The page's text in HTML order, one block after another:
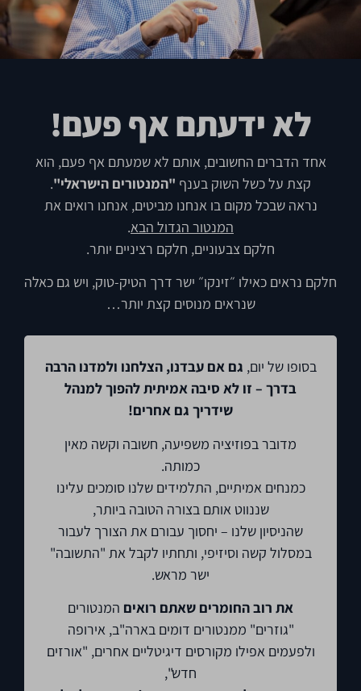
לא ידעתם אף פעם!
אחד הדברים החשובים, אותם לא שמעתם אף פעם, הוא
קצת על כשל השוק בענף "המנטורים הישראלי".
נראה שבכל מקום בו אנחנו מביטים, אנחנו רואים את
המנטור הגדול הבא.
חלקם צבעוניים, חלקם רציניים יותר.
חלקם נראים כאילו ״זינקו״ ישר דרך הטיק-טוק, ויש גם כאלה
שנראים מנוסים קצת יותר…
בסופו של יום, גם אם עבדנו, הצלחנו ולמדנו הרבה
בדרך – זו לא סיבה אמיתית להפוך למנהל
שידריך גם אחרים!
מדובר בפוזיציה משפיעה, חשובה וקשה מאין
כמותה.
כמנחים אמיתיים, התלמידים שלנו סומכים עלינו
שננווט אותם בצורה הטובה ביותר,
שהניסיון שלנו – יחסוך עבורם את הצורך לעבור
במסלול קשה וסיזיפי, ותחתיו לקבל את "התשובה"
ישר מראש.
את רוב החומרים שאתם רואים המנטורים
"גוזרים" ממנטורים דומים בארה"ב, אירופה
ולפעמים אפילו מקורסים דיגיטליים אחרים, "אורזים
חדש",